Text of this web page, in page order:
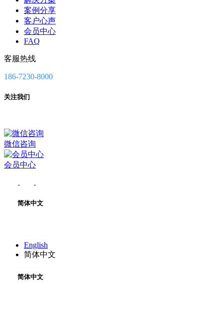
案例分享
客户心声
会员中心
FAQ
客服热线
186-7230-8000
关注我们
微信咨询
会员中心
简体中文
English
简体中文
简体中文